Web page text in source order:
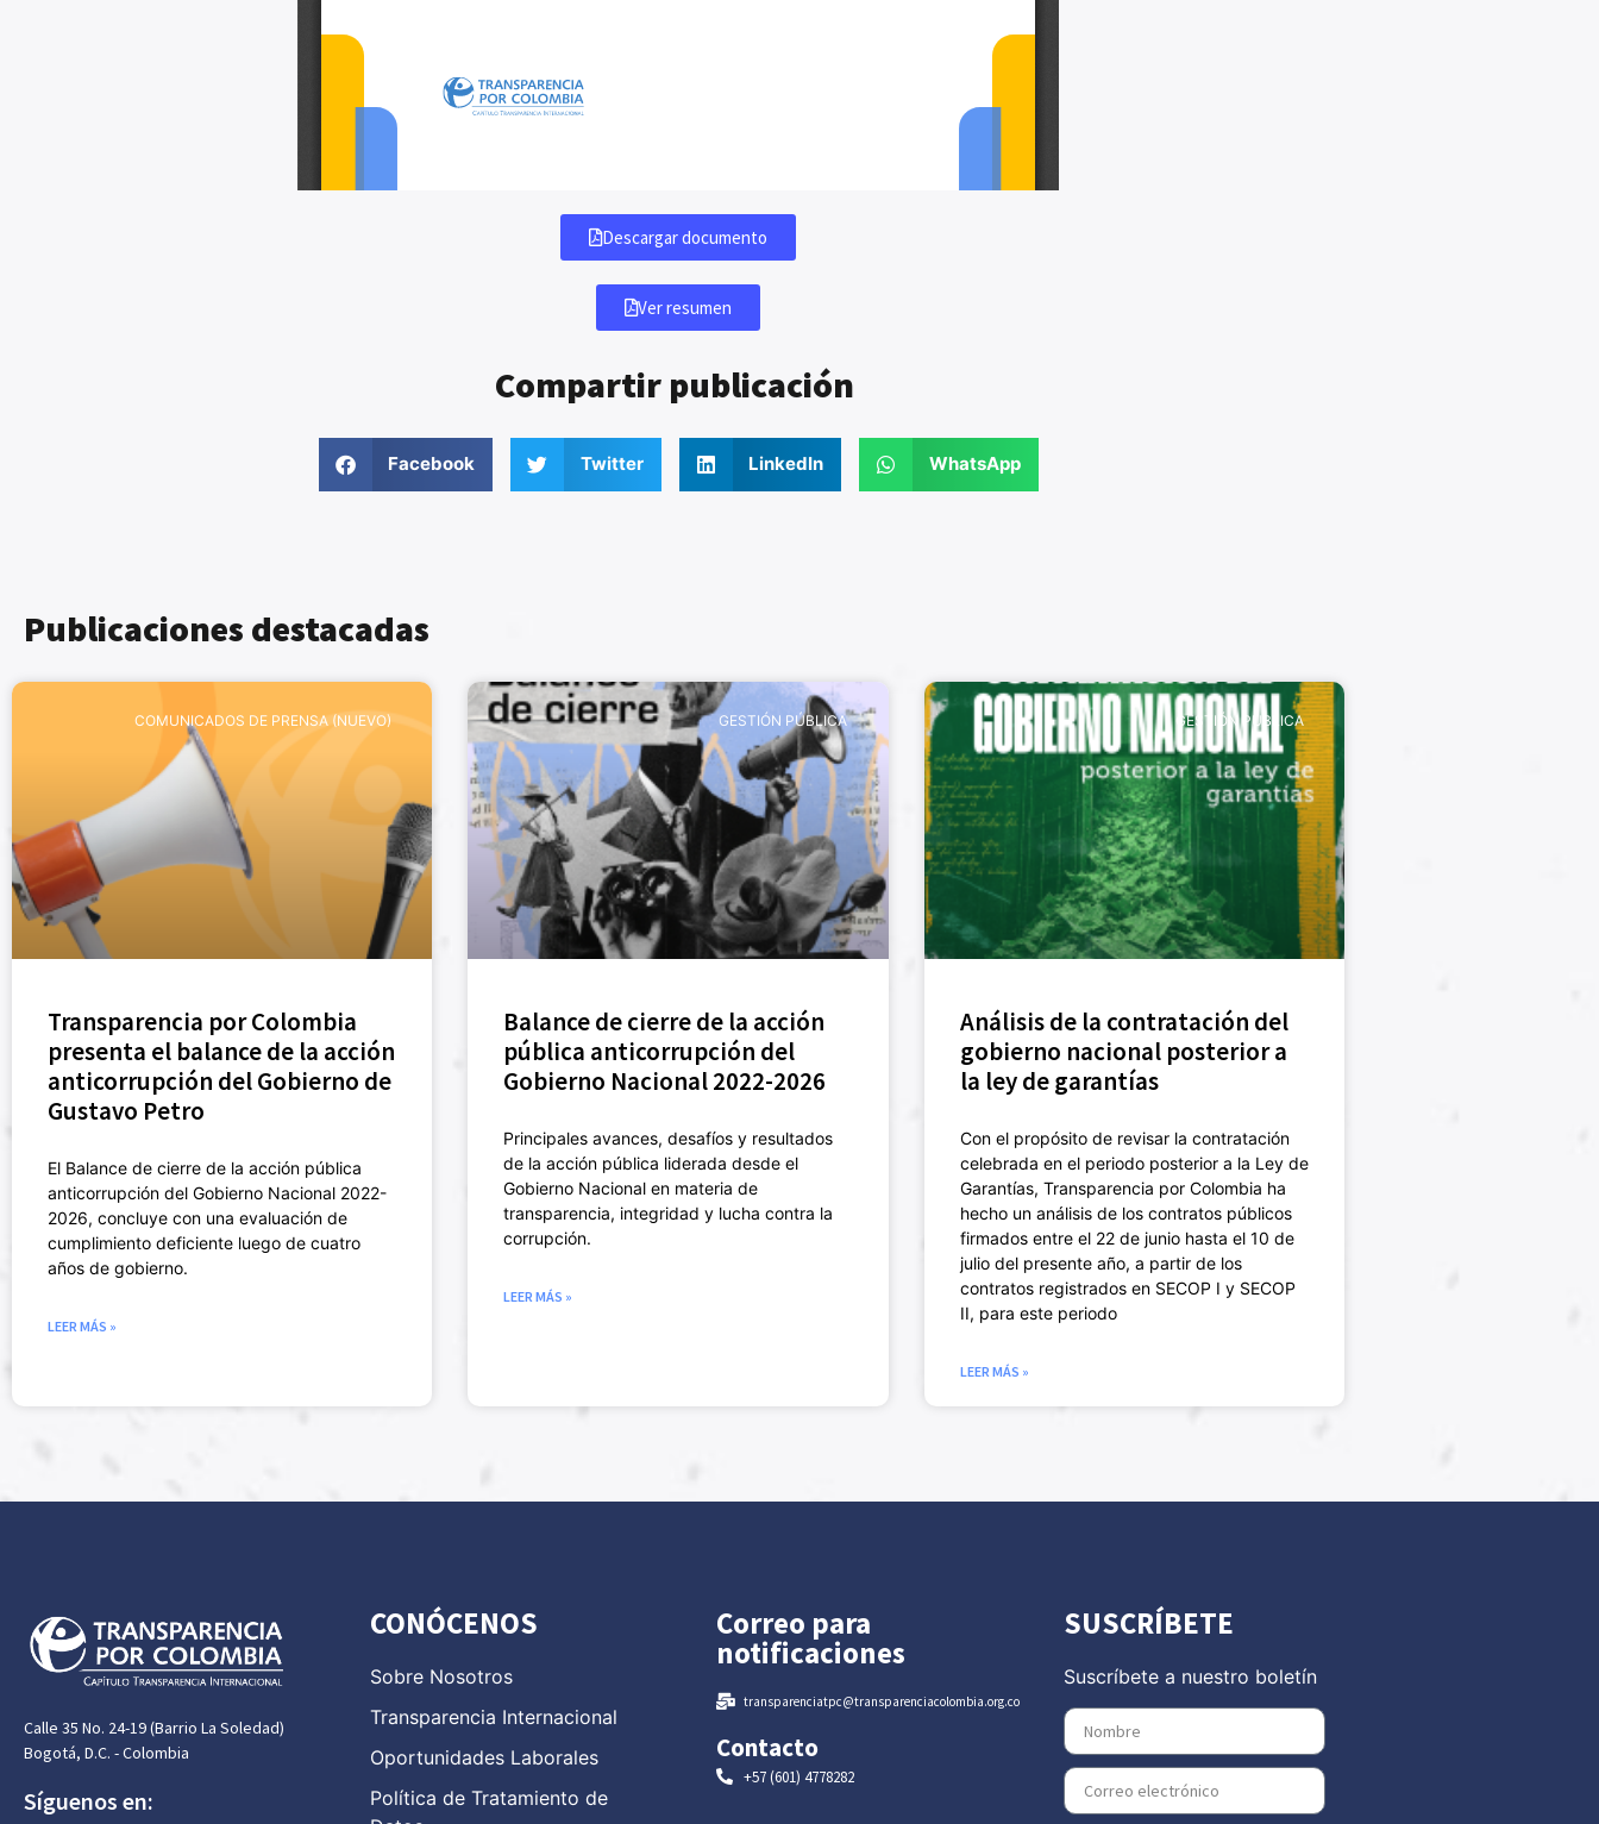
Descargar documento
Ver resumen
Compartir publicación
Facebook Twitter LinkedIn WhatsApp
Publicaciones destacadas
COMUNICADOS DE PRENSA (NUEVO)
Transparencia por Colombia
presenta el balance de la acción
anticorrupción del Gobierno de
Gustavo Petro
El Balance de cierre de la acción pública
anticorrupción del Gobierno Nacional 2022-
2026, concluye con una evaluación de
cumplimiento deficiente luego de cuatro
años de gobierno.
LEER MÁS »
GESTIÓN PÚBLICA
Balance de cierre de la acción
pública anticorrupción del
Gobierno Nacional 2022-2026
Principales avances, desafíos y resultados
de la acción pública liderada desde el
Gobierno Nacional en materia de
transparencia, integridad y lucha contra la
corrupción.
LEER MÁS »
GESTIÓN PÚBLICA
Análisis de la contratación del
gobierno nacional posterior a
la ley de garantías
Con el propósito de revisar la contratación
celebrada en el periodo posterior a la Ley de
Garantías, Transparencia por Colombia ha
hecho un análisis de los contratos públicos
firmados entre el 22 de junio hasta el 10 de
julio del presente año, a partir de los
contratos registrados en SECOP I y SECOP
II, para este periodo
LEER MÁS »
Calle 35 No. 24-19 (Barrio La Soledad)
Bogotá, D.C. - Colombia
Síguenos en:
CONÓCENOS
Sobre Nosotros
Transparencia Internacional
Oportunidades Laborales
Política de Tratamiento de
Correo para
notificaciones
transparenciatpc@transparenciacolombia.org.co
Contacto
+57 (601) 4778282
SUSCRÍBETE
Suscríbete a nuestro boletín